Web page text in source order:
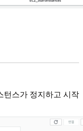
턴스가 정지하고 시작